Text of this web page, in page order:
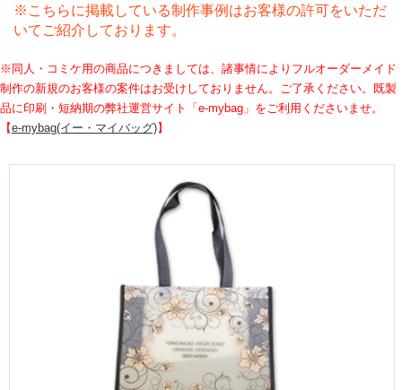
※こちらに掲載している制作事例はお客様の許可をいただ
いてご紹介しております。
※同人・コミケ用の商品につきましては、諸事情によりフルオーダーメイド
制作の新規のお客様の案件はお受けしておりません。ご了承ください。既製
品に印刷・短納期の弊社運営サイト「e-mybag」をご利用くださいませ。
【e-mybag(イー・マイバッグ)】